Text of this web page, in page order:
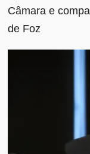
Câmara e
de Foz